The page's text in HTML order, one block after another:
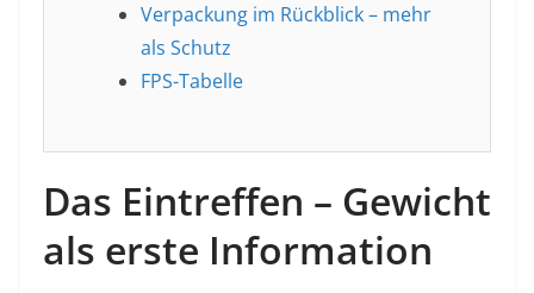
Verpackung im Rückblick – mehr
als Schutz
FPS-Tabelle
Das Eintreffen – Gewicht
als erste Information